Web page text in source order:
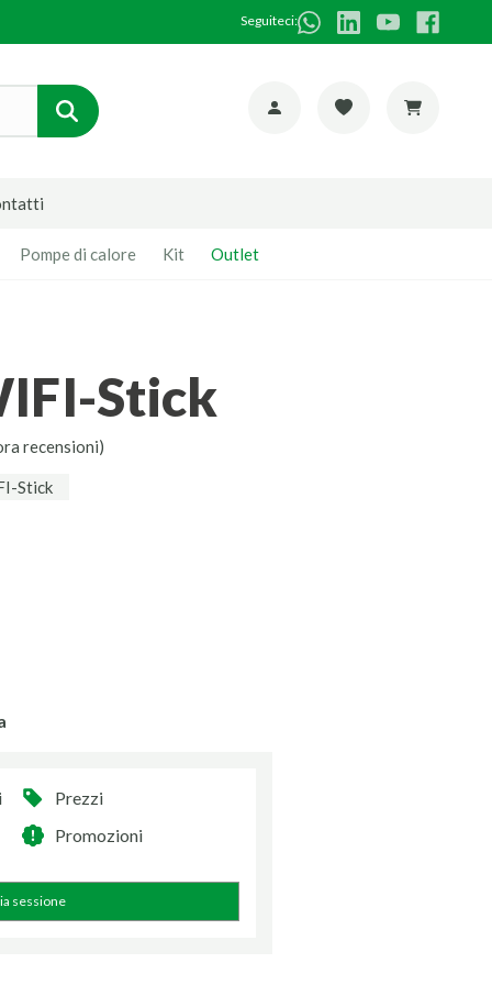
Seguiteci:
Pompe di calore Kit Outlet
Stick
recensioni)
Stick
Prezzi
Promozioni
sessione